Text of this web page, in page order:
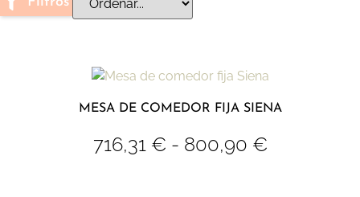
MESA DE COMEDOR FIJA SIENA
716,31 € - 800,90 €